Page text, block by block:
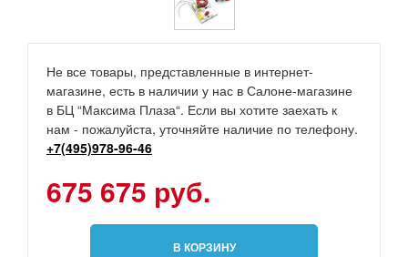
Не все товары, представленные в интернет-
магазине, есть в наличии у нас в Салоне-магазине
в БЦ “Максима Плаза“. Если вы хотите заехать к
нам - пожалуйста, уточняйте наличие по телефону.
+7(495)978-96-46
675 675 руб.
В КОРЗИНУ